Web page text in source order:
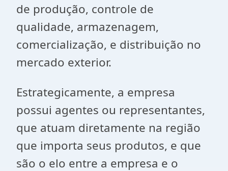
de produção, controle de
qualidade, armazenagem,
comercialização, e distribuição no
mercado exterior.
Estrategicamente, a empresa
possui agentes ou representantes,
que atuam diretamente na região
que importa seus produtos, e que
são o elo entre a empresa e o